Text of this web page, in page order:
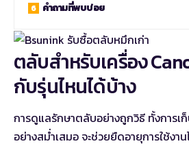
คำถามที่พบบ่อย
ตลับสำหรับเครื่อง
กับรุ่นไหนได้บ้าง
การดูแลรักษาตลับอย่างถูกวิธี ทั้งการเก็
อย่างสม่ำเสมอ จะช่วยยืดอายุการใช้งา